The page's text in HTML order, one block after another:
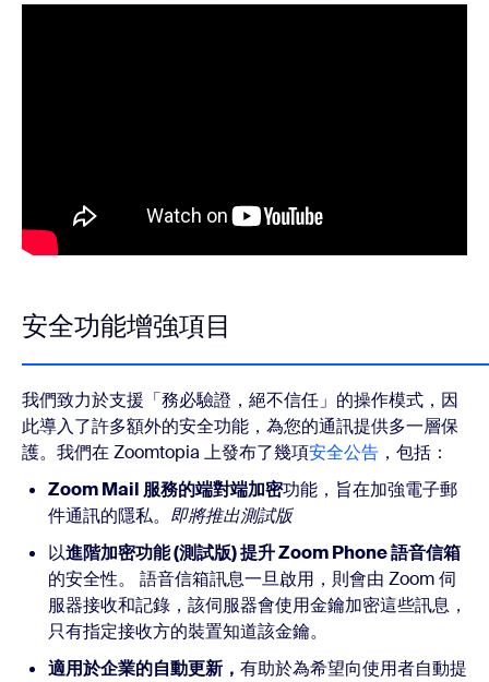
安全功能增強項目
我們致力於支援「務必驗證，絕不信任」的操作模式，因
此導入了許多額外的安全功能，為您的通訊提供多一層保
護。我們在 Zoomtopia 上發布了幾項安全公告 ，包括：
Zoom Mail 服務的端對端加密功能，旨在加強電子郵
件通訊的隱私。 即將推出測試版
以進階加密功能 (測試版) 提升 Zoom Phone 語音信箱
的安全性。 語音信箱訊息一旦啟用，則會由 Zoom 伺
服器接收和記錄，該伺服器會使用金鑰加密這些訊息，
只有指定接收方的裝置知道該金鑰。
適用於企業的自動更新， 有助於為希望向使用者自動提